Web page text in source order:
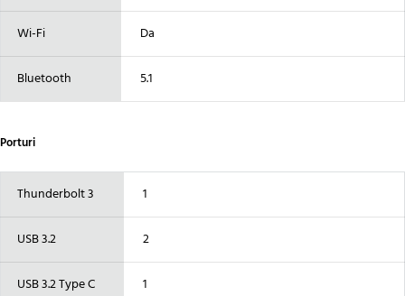
Wi-Fi Da
Bluetooth 5.1
Porturi
Thunderbolt 3 1
USB 3.2 2
USB 3.2 Type C 1